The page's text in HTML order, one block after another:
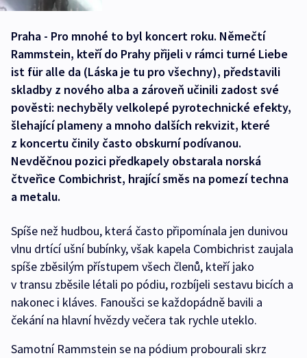
Praha - Pro mnohé to byl koncert roku. Němečtí
Rammstein, kteří do Prahy přijeli v rámci turné Liebe
ist für alle da (Láska je tu pro všechny), představili
skladby z nového alba a zároveň učinili zadost své
pověsti: nechyběly velkolepé pyrotechnické efekty,
šlehající plameny a mnoho dalších rekvizit, které
z koncertu činily často obskurní podívanou.
Nevděčnou pozici předkapely obstarala norská
čtveřice Combichrist, hrající směs na pomezí techna
a metalu.
Spíše než hudbou, která často připomínala jen dunivou
vlnu drtící ušní bubínky, však kapela Combichrist zaujala
spíše zběsilým přístupem všech členů, kteří jako
v transu zběsile létali po pódiu, rozbíjeli sestavu bicích a
nakonec i kláves. Fanoušci se každopádně bavili a
čekání na hlavní hvězdy večera tak rychle uteklo.
Samotní Rammstein se na pódium probourali skrz